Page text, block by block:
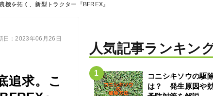
を拓く、新型トラクター『BFREX』
追求。こ
日：2023年06月26日
人気記事ランキン
コニシキソウの駆
は？ 発生原因や